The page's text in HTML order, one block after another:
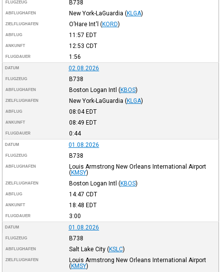
FLUGZEUG B738
ABFLUGHAFEN New York-LaGuardia (KLGA)
ZIELFLUGHAFEN O’Hare Int'l (KORD)
ABFLUG 11:57 EDT
ANKUNFT 12:53 CDT
FLUGDAUER 1:56
DATUM 02.08.2026
FLUGZEUG B738
ABFLUGHAFEN Boston Logan Intl (KBOS)
ZIELFLUGHAFEN New York-LaGuardia (KLGA)
ABFLUG 08:04EDT
ANKUNFT 08:49 EDT
FLUGDAUER 0:44
DATUM 01.08.2026
FLUGZEUG B738
ABFLUGHAFEN
Louis Armstrong New Orleans International Airport
(KMSY)
ZIELFLUGHAFEN Boston Logan Intl (KBOS)
ABFLUG 14:47 CDT
ANKUNFT 18:48 EDT
FLUGDAUER 3:00
DATUM 01.08.2026
FLUGZEUG B738
ABFLUGHAFEN Salt Lake City (KSLC)
ZIELFLUGHAFEN
Louis Armstrong New Orleans International Airport
(KMSY)